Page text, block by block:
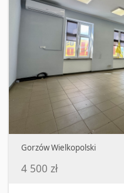
Gorzów Wielkopolski
4 500 zł